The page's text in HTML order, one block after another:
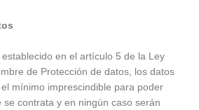
en el artículo 5 de la Ley
de Protección de datos, los datos
mínimo imprescindible para poder
se contrata y en ningún caso serán